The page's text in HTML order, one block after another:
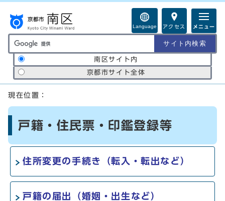
Language アクセス メニュー
サイト内検索の範囲
南区サイト内
京都市サイト全体
ここから本文です
現在位置：
戸籍・住民票・印鑑登録等
住所変更の手続き（転入・転出など）
戸籍の届出（婚姻・出生など）